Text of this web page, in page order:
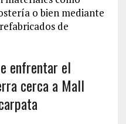
o bien mediante
de
enfrentar el
cerca a Mall